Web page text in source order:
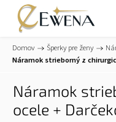
Domov / Šperky pre ženy /
Náramok strieborný z
Náramok
ocele +